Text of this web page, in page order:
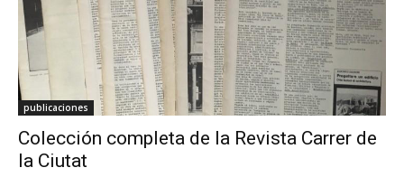
publicaciones
Colección completa de la Revista Carrer de
la Ciutat